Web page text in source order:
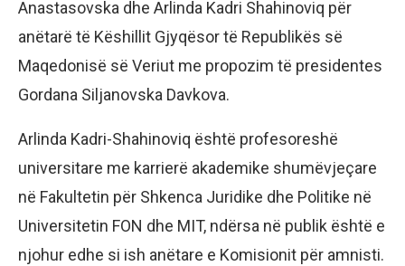
Anastasovska dhe Arlinda Kadri Shahinoviq për
anëtarë të Këshillit Gjyqësor të Republikës së
Maqedonisë së Veriut me propozim të presidentes
Gordana Siljanovska Davkova.
Arlinda Kadri-Shahinoviq është profesoreshë
universitare me karrierë akademike shumëvjeçare
në Fakultetin për Shkenca Juridike dhe Politike në
Universitetin FON dhe MIT, ndërsa në publik është e
njohur edhe si ish anëtare e Komisionit për amnisti.